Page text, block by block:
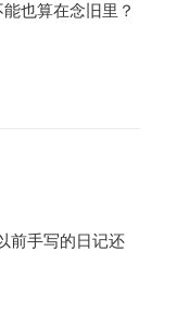
也算在念旧里？
前手写的日记还